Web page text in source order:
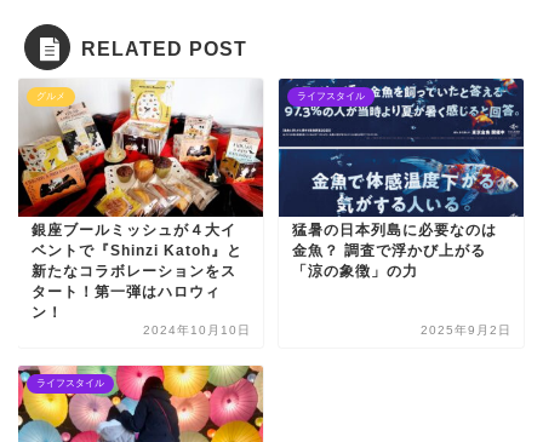
RELATED POST
グルメ
銀座ブールミッシュが４大イ
ベントで『Shinzi Katoh』と
新たなコラボレーションをス
タート！第一弾はハロウィ
ン！
2024年10月10日
ライフスタイル
猛暑の日本列島に必要なのは
金魚？ 調査で浮かび上がる
「涼の象徴」の力
2025年9月2日
ライフスタイル